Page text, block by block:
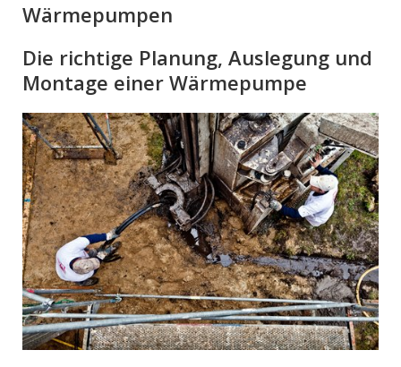
Wärmepumpen
Die richtige Planung, Auslegung und
Montage einer Wärmepumpe